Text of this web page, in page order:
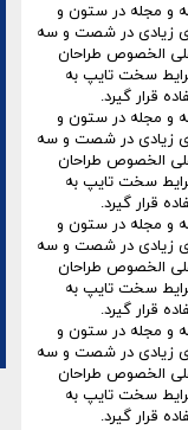
و مجله در ستون و
زیادی در شصت و سه
علی الخصوص طراحان
سخت تایپ به
قرار گیرد.
و مجله در ستون و
زیادی در شصت و سه
علی الخصوص طراحان
سخت تایپ به
قرار گیرد.
و مجله در ستون و
زیادی در شصت و سه
علی الخصوص طراحان
سخت تایپ به
قرار گیرد.
و مجله در ستون و
زیادی در شصت و سه
علی الخصوص طراحان
سخت تایپ به
قرار گیرد.